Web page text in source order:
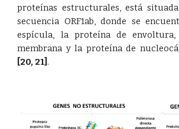
proteínas estructurales, está
secuencia ORF1ab, donde se
espícula, la proteína de
membrana y la proteína de
[20, 21] .